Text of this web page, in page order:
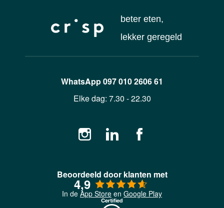
beter eten,
lekker geregeld
WhatsApp097 010 2606 61
Elke dag: 7.30 - 22.30
Beoordeeld door klanten met
4,9
In de App Store en Google Play